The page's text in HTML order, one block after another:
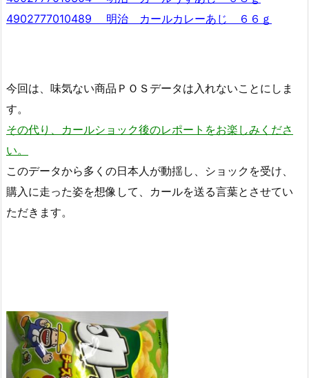
4902777010489 明治 カールカレーあじ ６６ｇ
今回は、味気ない商品ＰＯＳデータは入れないことにしま
す。
その代り、カールショック後のレポートをお楽しみくださ
い。
このデータから多くの日本人が動揺し、ショックを受け、
購入に走った姿を想像して、カールを送る言葉とさせてい
ただきます。